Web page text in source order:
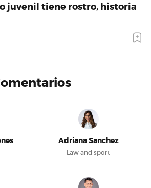
juvenil tiene rostro, historia
Adriana Sanchez
Law and sport